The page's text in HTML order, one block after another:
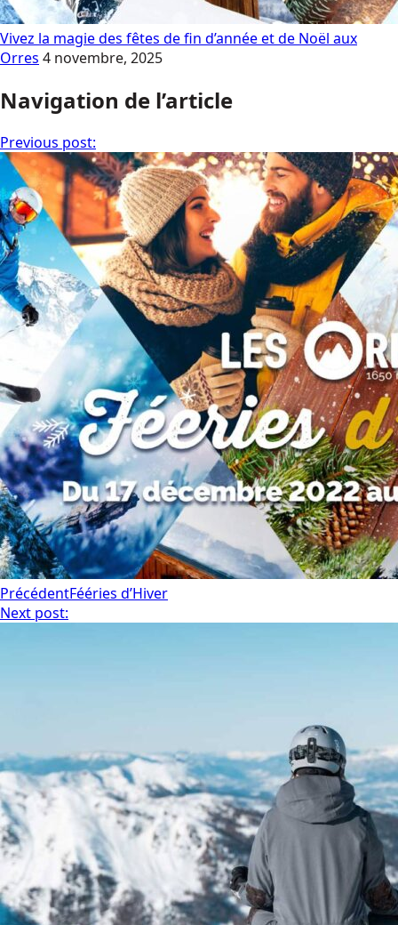
Vivez la magie des fêtes de fin d’année et de Noël aux
Orres 4 novembre, 2025
Navigation de l’article
Previous post:
PrécédentFééries d’Hiver
Next post: